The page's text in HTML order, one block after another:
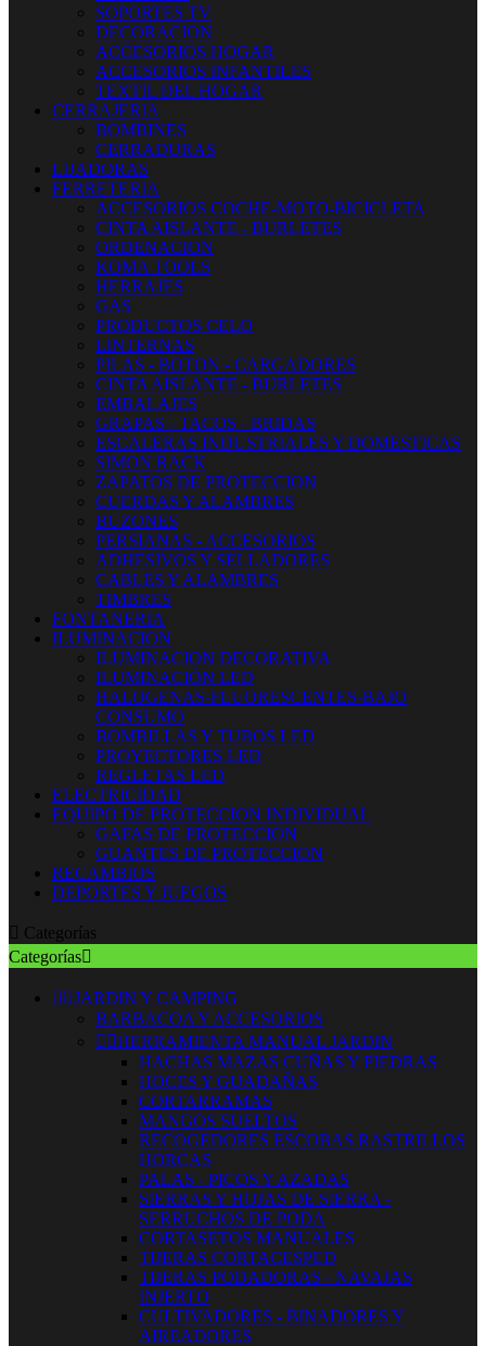
SOPORTES TV
DECORACION
ACCESORIOS HOGAR
ACCESORIOS INFANTILES
TEXTIL DEL HOGAR
CERRAJERIA
BOMBINES
CERRADURAS
LIJADORAS
FERRETERIA
ACCESORIOS COCHE-MOTO-BICICLETA
CINTA AISLANTE - BURLETES
ORDENACION
KOMA TOOLS
HERRAJES
GAS
PRODUCTOS CELO
LINTERNAS
PILAS - BOTON - CARGADORES
CINTA AISLANTE - BURLETES
EMBALAJES
GRAPAS - TACOS - BRIDAS
ESCALERAS INDUSTRIALES Y DOMESTICAS
SIMON RACK
ZAPATOS DE PROTECCION
CUERDAS Y ALAMBRES
BUZONES
PERSIANAS - ACCESORIOS
ADHESIVOS Y SELLADORES
CABLES Y ALAMBRES
TIMBRES
FONTANERIA
ILUMINACION
ILUMINACION DECORATIVA
ILUMINACIÓN LED
HALOGENAS-FLUORESCENTES-BAJO
CONSUMO
BOMBILLAS Y TUBOS LED
PROYECTORES LED
REGLETAS LED
ELECTRICIDAD
EQUIPO DE PROTECCION INDIVIDUAL
GAFAS DE PROTECCION
GUANTES DE PROTECCION
RECAMBIOS
DEPORTES Y JUEGOS
 Categorías
Categorías
 JARDIN Y CAMPING
BARBACOA Y ACCESORIOS
 HERRAMIENTA MANUAL JARDIN
HACHAS MAZAS CUÑAS Y PIEDRAS
HOCES Y GUADAÑAS
CORTARRAMAS
MANGOS SUELTOS
RECOGEDORES ESCOBAS RASTRILLOS
HORCAS
PALAS - PICOS Y AZADAS
SIERRAS Y HOJAS DE SIERRA -
SERRUCHOS DE PODA
CORTASETOS MANUALES
TIJERAS CORTACESPED
TIJERAS PODADORAS - NAVAJAS
INJERTO
CULTIVADORES - BINADORES Y
AIREADORES